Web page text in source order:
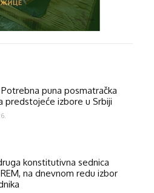
Potrebna puna posmatračka
predstojeće izbore u Srbiji
konstitutivna sednica
na dnevnom redu izbor